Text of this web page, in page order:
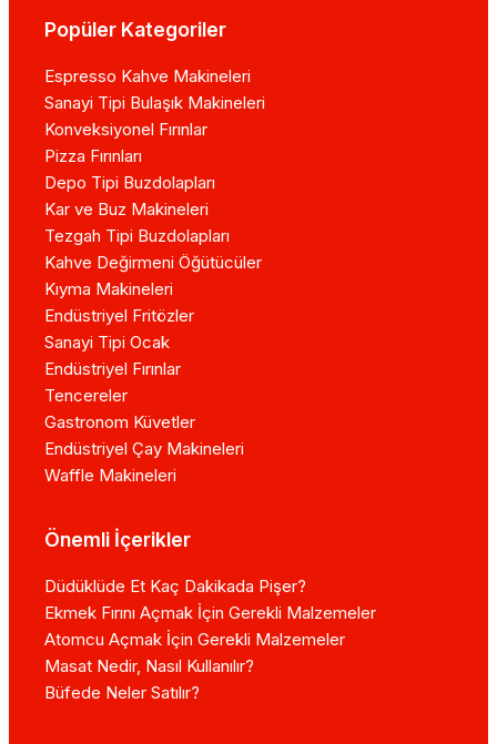
Popüler Kategoriler
Espresso Kahve Makineleri
Sanayi Tipi Bulaşık Makineleri
Konveksiyonel Fırınlar
Pizza Fırınları
Depo Tipi Buzdolapları
Kar ve Buz Makineleri
Tezgah Tipi Buzdolapları
Kahve Değirmeni Öğütücüler
Kıyma Makineleri
Endüstriyel Fritözler
Sanayi Tipi Ocak
Endüstriyel Fırınlar
Tencereler
Gastronom Küvetler
Endüstriyel Çay Makineleri
Waffle Makineleri
Önemli İçerikler
Düdüklüde Et Kaç Dakikada Pişer?
Ekmek Fırını Açmak İçin Gerekli Malzemeler
Atomcu Açmak İçin Gerekli Malzemeler
Masat Nedir, Nasıl Kullanılır?
Büfede Neler Satılır?